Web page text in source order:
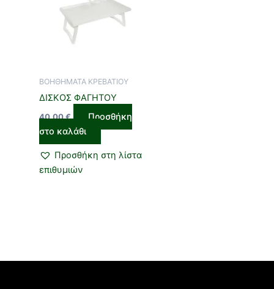
ΒΟΗΘΗΜΑΤΑ ΚΡΕΒΑΤΙΟΥ
ΔΙΣΚΟΣ ΦΑΓΗΤΟΥ
40,00€
Προσθήκη
στο καλάθι
Προσθήκη στη λίστα
επιθυμιών